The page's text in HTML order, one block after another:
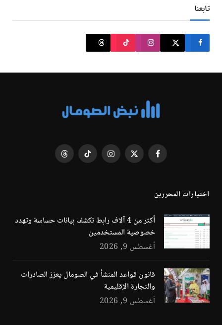
تابعنا
فيسبوك X
الانستغرامتيكتوك Threads
اختيارات المحررين
أكثر من 4 آلاف رابط تكشف بيانات حساسة وتهدد
خصوصية المستخدمين
أغسطس 9, 2026
قانون قواعد المنشأ في الصومال يعزز الصادرات
والتجارة الإقليمية
أغسطس 9, 2026